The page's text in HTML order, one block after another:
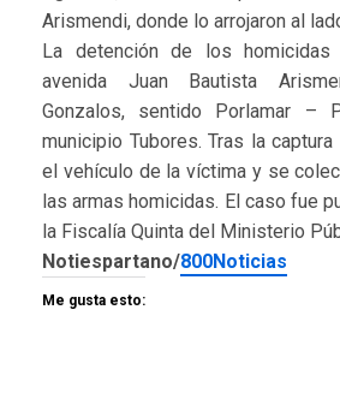
Arismendi, donde lo arrojaron al
La detención de los
avenida Juan Bautista
Gonzalos, sentido Porlamar –
municipio Tubores. Tras la
el vehículo de la víctima y se
las armas homicidas. El caso fue
la Fiscalía Quinta del Ministerio
Notiespartano/800Noticias
Me gusta esto: